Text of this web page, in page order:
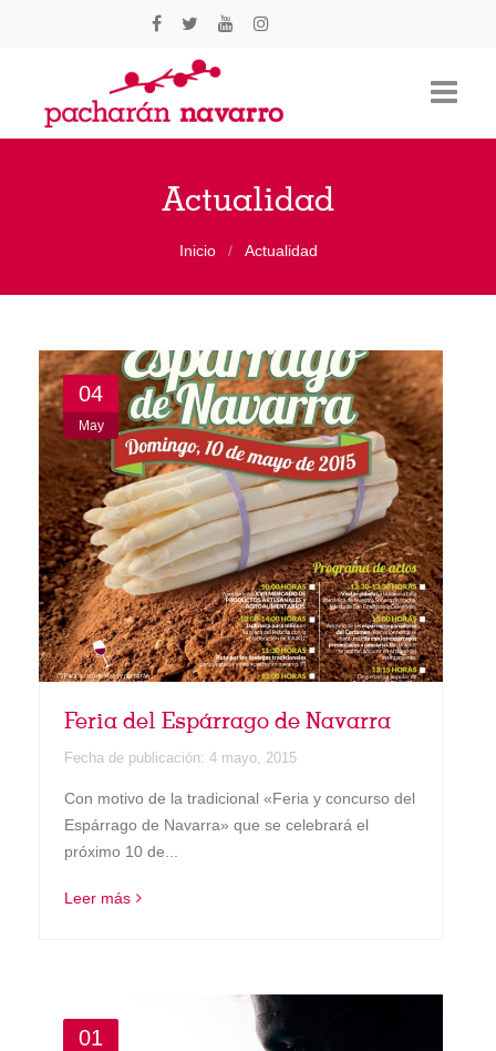
Empresas
Actualidad
Contacto
Actualidad
Inicio Actualidad
04
May
Feria del Espárrago de Navarra
Fecha de publicación: 4 mayo, 2015
Con motivo de la tradicional «Feria y concurso del
Espárrago de Navarra» que se celebrará el
próximo 10 de...
Leer más
01